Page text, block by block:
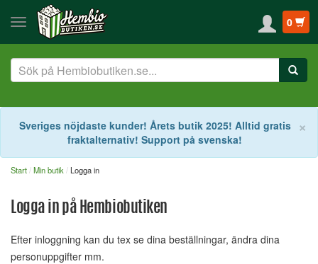
0
×
Sveriges nöjdaste kunder! Årets butik 2025! Alltid gratis
fraktalternativ! Support på svenska!
Start Min butik Logga in
Logga in på Hembiobutiken
Efter inloggning kan du tex se dina beställningar, ändra dina
personuppgifter mm.